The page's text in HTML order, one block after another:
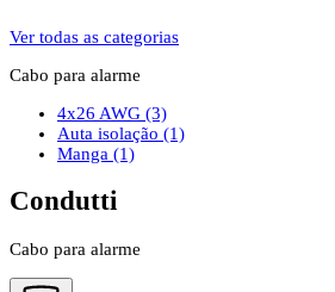
Ver todas as categorias
Cabo para alarme
4x26 AWG (3)
Auta isolação (1)
Manga (1)
Condutti
Cabo para alarme